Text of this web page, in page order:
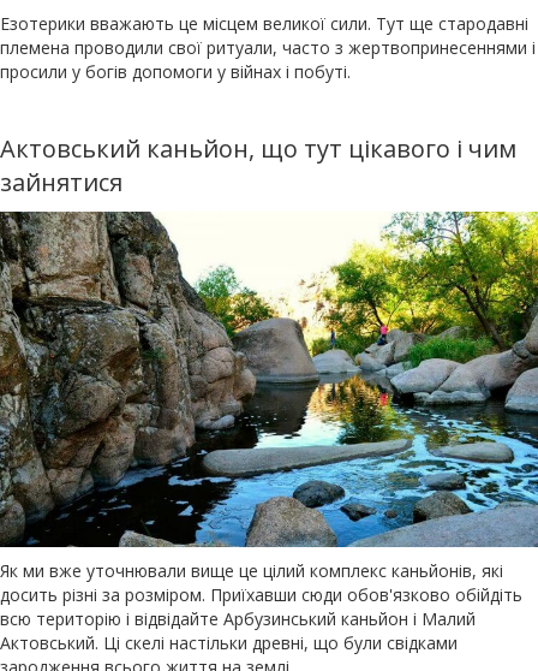
Езотерики вважають це місцем великої сили. Тут ще стародавні
племена проводили свої ритуали, часто з жертвопринесеннями і
просили у богів допомоги у війнах і побуті.
Актовський каньйон, що тут цікавого і чим
зайнятися
Як ми вже уточнювали вище це цілий комплекс каньйонів, які
досить різні за розміром. Приїхавши сюди обов'язково обійдіть
всю територію і відвідайте Арбузинський каньйон і Малий
Актовський. Ці скелі настільки древні, що були свідками